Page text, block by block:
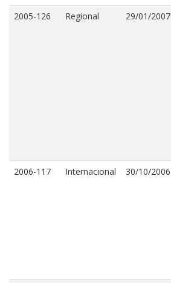
2005-126 Regional 29/01/2007
2006-117 Internacional 30/10/2006